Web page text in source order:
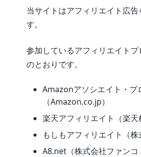
当サイトはアフィリエイト広告
す。
参加しているアフィリエイト
のとおりです。
Amazonアソシエイト・プ
（Amazon.co.jp）
楽天アフィリエイト（楽天
もしもアフィリエイト（株
A8.net（株式会社ファンコ